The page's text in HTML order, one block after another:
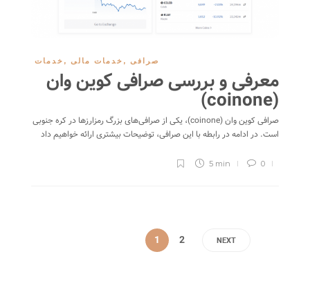
خدمات , خدمات مالی , صرافی
معرفی و بررسی صرافی کوین وان
(coinone)
صرافی کوین وان (coinone)، یکی از صرافی‌های بزرگ رمزارزها در کره جنوبی
است. در ادامه در رابطه با این صرافی، توضیحات بیشتری ارائه خواهیم داد
0
5 min
1 2 NEXT